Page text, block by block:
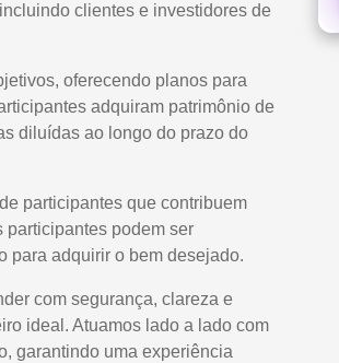
clientes e investidores de
oferecendo planos para
adquiram patrimônio de
diluídas ao longo do prazo do
participantes que contribuem
participantes podem ser
para adquirir o bem desejado.
com segurança, clareza e
ideal. Atuamos lado a lado com
garantindo uma experiência